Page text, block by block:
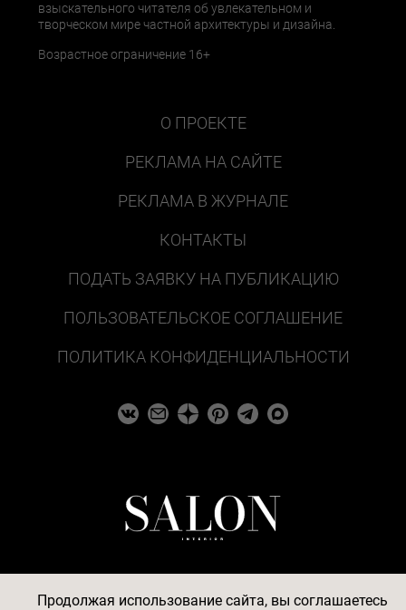
взыскательного читателя об увлекательном и
творческом мире частной архитектуры и дизайна.
Возрастное ограничение 16+
О ПРОЕКТЕ
РЕКЛАМА НА САЙТЕ
РЕКЛАМА В ЖУРНАЛЕ
КОНТАКТЫ
ПОДАТЬ ЗАЯВКУ НА ПУБЛИКАЦИЮ
ПОЛЬЗОВАТЕЛЬСКОЕ СОГЛАШЕНИЕ
ПОЛИТИКА КОНФИДЕНЦИАЛЬНОСТИ
Продолжая использование сайта, вы соглашаетесь